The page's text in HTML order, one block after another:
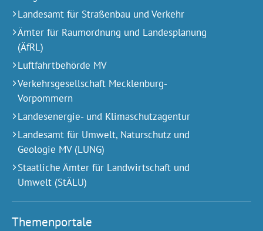
Landesamt für Straßenbau und Verkehr
Ämter für Raumordnung und Landesplanung
(ÄfRL)
Luftfahrtbehörde MV
Verkehrsgesellschaft Mecklenburg-
Vorpommern
Landesenergie- und Klimaschutzagentur
Landesamt für Umwelt, Naturschutz und
Geologie MV (LUNG)
Staatliche Ämter für Landwirtschaft und
Umwelt (StÄLU)
Themenportale